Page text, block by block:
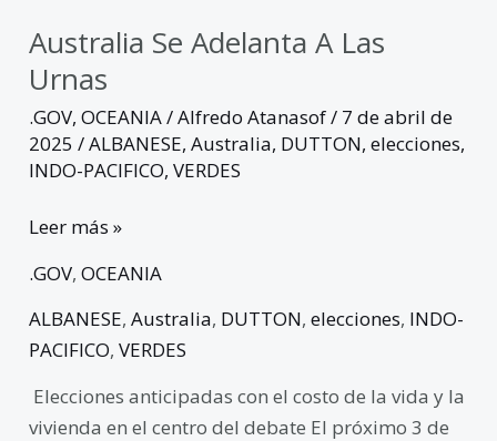
Australia Se Adelanta A Las
Urnas
.GOV,OCEANIA/Alfredo Atanasof/ 7 de abril de
2025/ALBANESE,Australia, DUTTON,elecciones,
INDO-PACIFICO,VERDES
Leer más »
.GOV,OCEANIA
ALBANESE,Australia, DUTTON,elecciones, INDO-
PACIFICO,VERDES
Elecciones anticipadas con el costo de la vida y la
vivienda en el centro del debate El próximo 3 de